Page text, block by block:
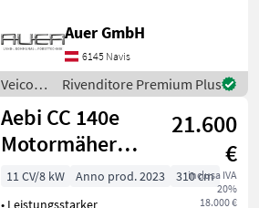
Tipo di motore: Benzina,
Trazione idrostatica, 1
cilindro, Barra falciante,
Rulli a spillo
Auer GmbH
6145 Navis
Veicoli
agricoli
a
motore
/ Aebi
Rivenditore Premium Plus
Aebi CC 140e
Motormäher
Vorseriengerät
21.600
€
inclusa IVA
20%
18.000 €
11 CV/8 kW Anno prod. 2023
310 cm
• Leistungsstarker